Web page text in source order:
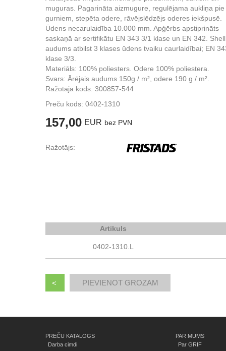
muguras. Pagarināta aizmugure, regulējama aukliņa pie
gurniem, stepēta odere, rāvējslēdzējs oderes iekšpusē.
Ūdens necarulaidība 10.000 mm. Apģērbs apstiprināts
saskaņā ar sertifikātu EN 343 3/1 klase un EN 342. Shell
audums atbilst 3 klases ūdens tvaiku caurlaidībai; EN
klase 3/3.
Materiāls: 100% poliesters. Odere 100% poliestera.
Svars: Ārējais audums 150g / m², odere 190 g / m².
Ražotāja kods: 300857-544
Preču kods: 0402-1310
157,00 EUR bez PVN
Ražotājs:
Artikuls
0402-1310.L
<
PREČU KATALOGS
Darba cimdi
PAR MUMS
Par GRIF